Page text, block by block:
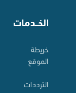
الخــدمات
خريطة
الموقع
الترددات